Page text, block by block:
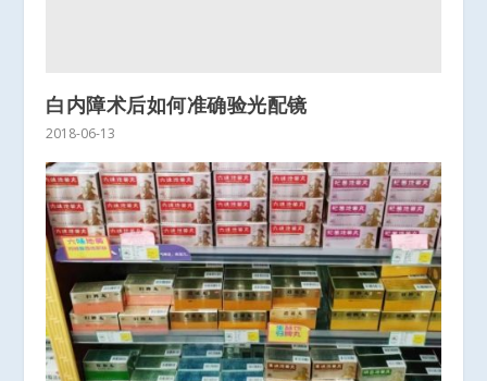
白内障术后如何准确验光配镜
2018-06-13